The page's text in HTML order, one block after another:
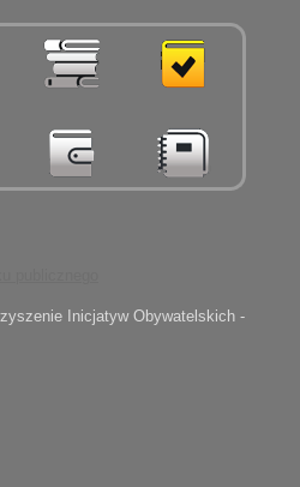
Inicjatyw Obywatelskich -